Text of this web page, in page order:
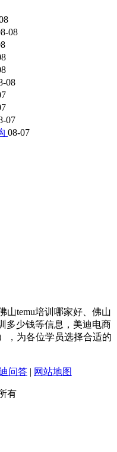
08
08
07
08-07
山temu培训哪家好、佛山
多少钱等信息，美迪电商
，为各位学员选择合适的
问答 | 网站地图
有